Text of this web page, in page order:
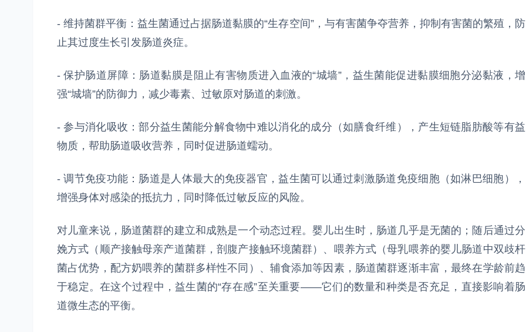
- 维持菌群平衡：益生菌通过占据肠道黏膜的“生存空间”，与有害菌争夺营养，抑制有害菌的繁殖，防
止其过度生长引发肠道炎症。
- 保护肠道屏障：肠道黏膜是阻止有害物质进入血液的“城墙”，益生菌能促进黏膜细胞分泌黏液，增
强“城墙”的防御力，减少毒素、过敏原对肠道的刺激。
- 参与消化吸收：部分益生菌能分解食物中难以消化的成分（如膳食纤维），产生短链脂肪酸等有益
物质，帮助肠道吸收营养，同时促进肠道蠕动。
- 调节免疫功能：肠道是人体最大的免疫器官，益生菌可以通过刺激肠道免疫细胞（如淋巴细胞），
增强身体对感染的抵抗力，同时降低过敏反应的风险。
对儿童来说，肠道菌群的建立和成熟是一个动态过程。婴儿出生时，肠道几乎是无菌的；随后通过分
娩方式（顺产接触母亲产道菌群，剖腹产接触环境菌群）、喂养方式（母乳喂养的婴儿肠道中双歧杆
菌占优势，配方奶喂养的菌群多样性不同）、辅食添加等因素，肠道菌群逐渐丰富，最终在学龄前趋
于稳定。在这个过程中，益生菌的“存在感”至关重要——它们的数量和种类是否充足，直接影响着肠
道微生态的平衡。